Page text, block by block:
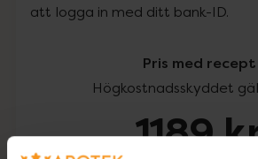
att logga in med ditt bank-ID.
Pris med recept
Högkostnadsskyddet
1189